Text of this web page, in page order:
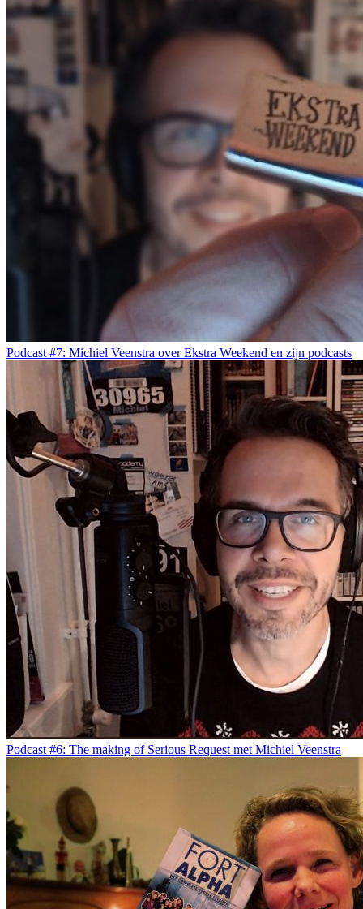
Podcast #7: Michiel Veenstra over Ekstra Weekend en zijn podcasts
Podcast #6: The making of Serious Request met Michiel Veenstra